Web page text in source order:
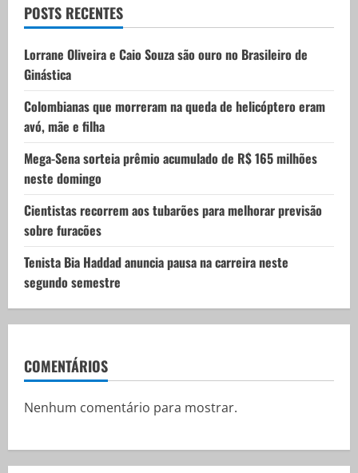
t
i
o
n
POSTS RECENTES
Lorrane Oliveira e Caio Souza são ouro no Brasileiro de
Ginástica
Colombianas que morreram na queda de helicóptero eram
avó, mãe e filha
Mega-Sena sorteia prêmio acumulado de R$ 165 milhões
neste domingo
Cientistas recorrem aos tubarões para melhorar previsão
sobre furacões
Tenista Bia Haddad anuncia pausa na carreira neste
segundo semestre
COMENTÁRIOS
Nenhum comentário para mostrar.